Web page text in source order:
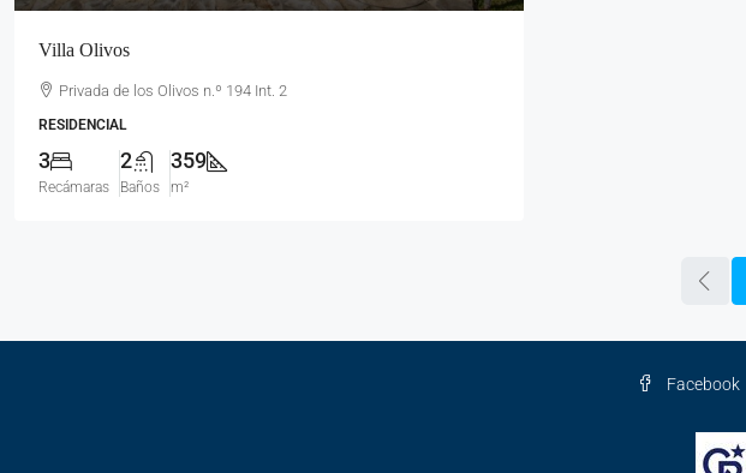
Villa Olivos
Privada de los Olivos n.º 194 Int. 2
RESIDENCIAL
3
Recámaras
2
Baños
359
m²
Facebook